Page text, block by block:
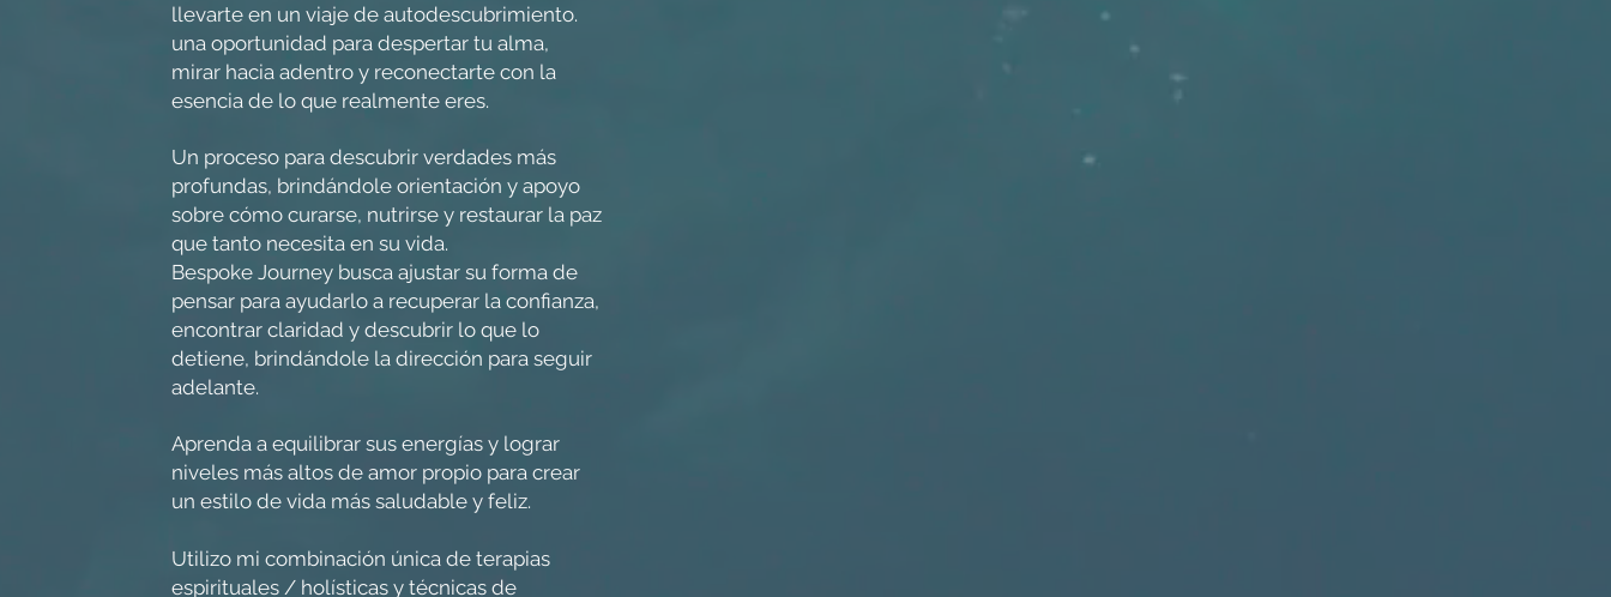
llevarte en un viaje de autodescubrimiento.
una oportunidad para despertar tu alma,
mirar hacia adentro y reconectarte con la
esencia de lo que realmente eres.
Un proceso para descubrir verdades más
profundas, brindándole orientación y apoyo
sobre cómo curarse, nutrirse y restaurar la paz
que tanto necesita en su vida.
Bespoke Journey busca ajustar su forma de
pensar para ayudarlo a recuperar la confianza,
encontrar claridad y descubrir lo que lo
detiene, brindándole la dirección para seguir
adelante.
Aprenda a equilibrar sus energías y lograr
niveles más altos de amor propio para crear
un estilo de vida más saludable y feliz.
Utilizo mi combinación única de terapias
espirituales / holísticas y técnicas de